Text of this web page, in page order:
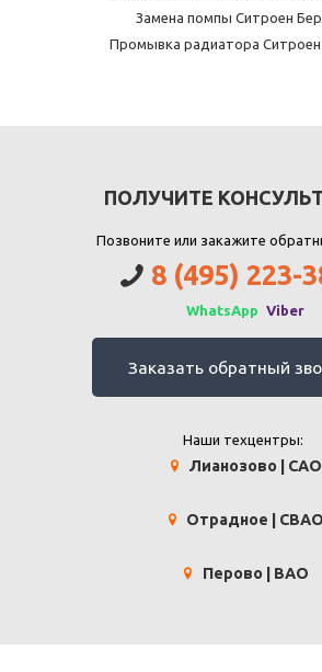
Замена помпы Ситроен
Промывка радиатора Ситроен
ПОЛУЧИТЕ
Позвоните или закажите
8 (495) 223-
WhatsApp Viber
Заказать обратный
Наши техцентры:
Лианозово | САО
Отрадное | СВАО
Перово | ВАО